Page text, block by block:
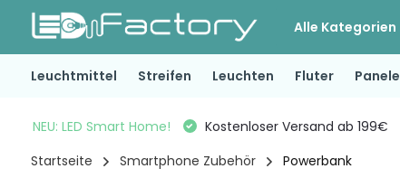
Alle Kategorien
Leuchtmittel Streifen Leuchten Fluter Panele
NEU: LED Smart Home! Kostenloser Versand ab 199€
Startseite
Smartphone Zubehör Powerbank